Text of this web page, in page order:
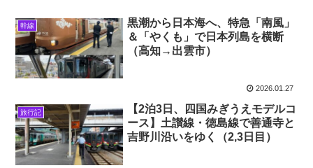
幹線
黒潮から日本海へ、特急「南風」
＆「やくも」で日本列島を横断
（高知→出雲市）
2026.01.27
旅行記
【2泊3日、四国みぎうえモデルコ
ース】土讃線・徳島線で善通寺と
吉野川沿いをゆく（2,3日目）